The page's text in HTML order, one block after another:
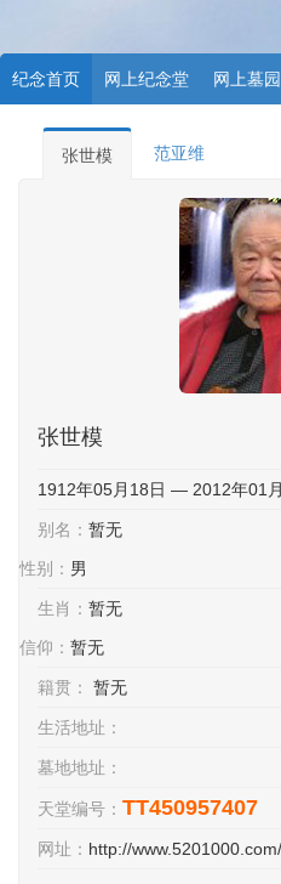
纪念首页 网上纪念堂 网上墓园
档案资料 追忆文章
张世模 范亚维
张世模
1912年05月18日 — 2012年01
别名： 暂无
性别： 男
生肖： 暂无
信仰： 暂无
籍贯： 暂无
生活地址：
墓地地址：
天堂编号： TT450957407
网址： http://